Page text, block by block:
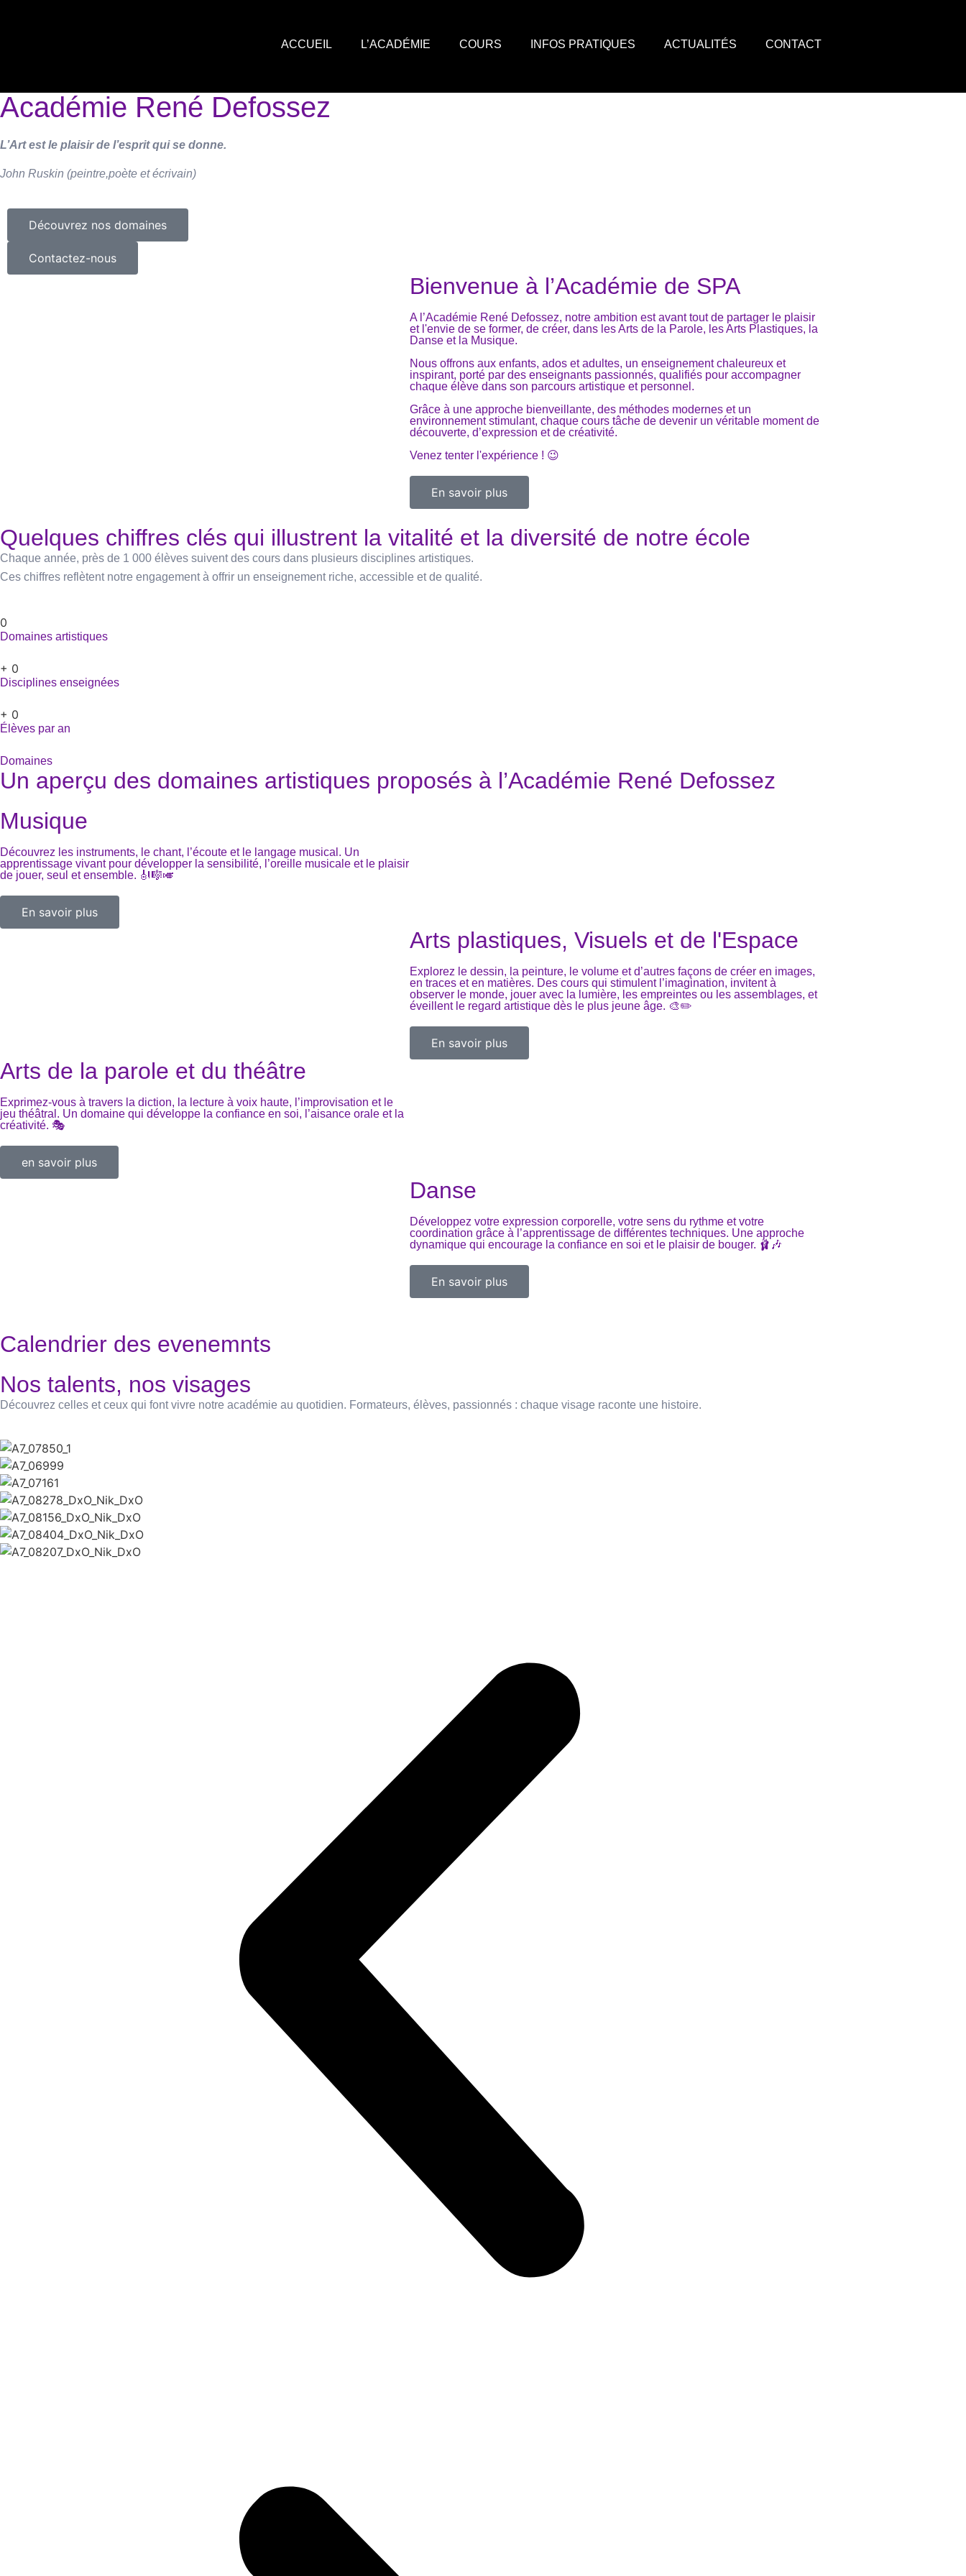
ACCUEIL L’ACADÉMIE COURS INFOS PRATIQUES ACTUALITÉS CONTACT
Académie René Defossez
L’Art est le plaisir de l’esprit qui se donne.
John Ruskin (peintre,poète et écrivain)
Découvrez nos domaines
Contactez-nous
Bienvenue à l’Académie de SPA
A l’Académie René Defossez, notre ambition est avant tout de partager le plaisir
et l'envie de se former, de créer, dans les Arts de la Parole, les Arts Plastiques, la
Danse et la Musique.
Nous offrons aux enfants, ados et adultes, un enseignement chaleureux et
inspirant, porté par des enseignants passionnés, qualifiés pour accompagner
chaque élève dans son parcours artistique et personnel.
Grâce à une approche bienveillante, des méthodes modernes et un
environnement stimulant, chaque cours tâche de devenir un véritable moment de
découverte, d’expression et de créativité.
Venez tenter l'expérience ! 😉
En savoir plus
Quelques chiffres clés qui illustrent la vitalité et la diversité de notre école
Chaque année, près de 1 000 élèves suivent des cours dans plusieurs disciplines artistiques.
Ces chiffres reflètent notre engagement à offrir un enseignement riche, accessible et de qualité.
0
Domaines artistiques
+ 0
Disciplines enseignées
+ 0
Élèves par an
Domaines
Un aperçu des domaines artistiques proposés à l’Académie René Defossez
Musique
Découvrez les instruments, le chant, l’écoute et le langage musical. Un
apprentissage vivant pour développer la sensibilité, l’oreille musicale et le plaisir
de jouer, seul et ensemble. 🎻🎼🎺
En savoir plus
Arts plastiques, Visuels et de l'Espace
Explorez le dessin, la peinture, le volume et d’autres façons de créer en images,
en traces et en matières. Des cours qui stimulent l’imagination, invitent à
observer le monde, jouer avec la lumière, les empreintes ou les assemblages, et
éveillent le regard artistique dès le plus jeune âge. 🎨✏️
En savoir plus
Arts de la parole et du théâtre
Exprimez-vous à travers la diction, la lecture à voix haute, l’improvisation et le
jeu théâtral. Un domaine qui développe la confiance en soi, l’aisance orale et la
créativité. 🎭
en savoir plus
Danse
Développez votre expression corporelle, votre sens du rythme et votre
coordination grâce à l’apprentissage de différentes techniques. Une approche
dynamique qui encourage la confiance en soi et le plaisir de bouger. 🩰🎶
En savoir plus
Calendrier des evenemnts
Nos talents, nos visages
Découvrez celles et ceux qui font vivre notre académie au quotidien. Formateurs, élèves, passionnés : chaque visage raconte une histoire.